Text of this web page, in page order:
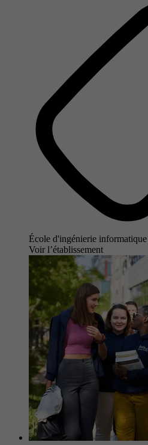
École d'ingénierie informatique
Voir l’établissement